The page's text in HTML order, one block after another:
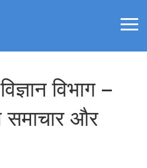
विभाग –
समाचार और